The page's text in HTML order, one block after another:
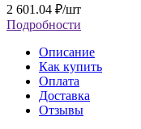
2 601.04 ₽/шт
Подробности
Описание
Как купить
Оплата
Доставка
Отзывы